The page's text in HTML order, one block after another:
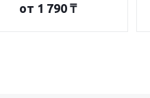
от 1 790 ₸